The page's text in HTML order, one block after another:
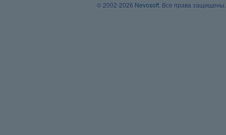
© 2002-2026 Nevosoft . Все права защищены